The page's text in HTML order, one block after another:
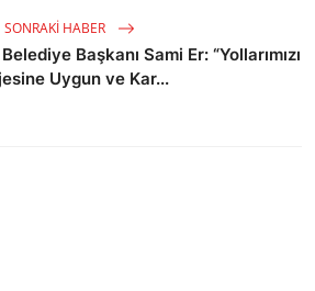
SONRAKI HABER
Başkanı Sami Er: “Yollarımızı
Uygun ve Kar...